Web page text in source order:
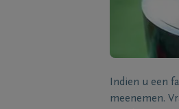
Indien u een
meenemen.